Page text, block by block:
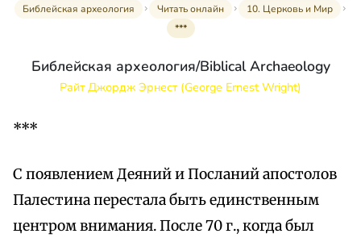
Библейская археология Читать онлайн
10. Церковь и Мир
***
Библейская археология/Biblical Archaeology
Райт Джордж Эрнест (George Ernest Wright)
***
С появлением Деяний и Посланий апостолов
Палестина перестала быть единственным
центром внимания. После 70 г., когда был